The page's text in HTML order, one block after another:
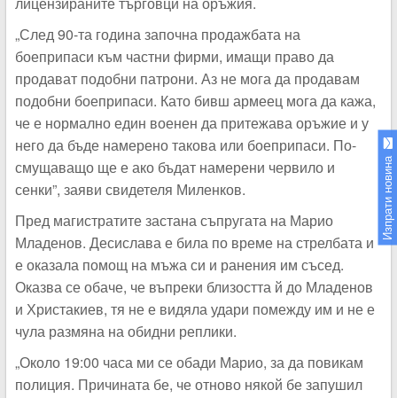
„След 90-та година започна продажбата на
боеприпаси към частни фирми, имащи право да
продават подобни патрони. Аз не мога да продавам
подобни боеприпаси. Като бивш армеец мога да кажа,
че е нормално един военен да притежава оръжие и у
него да бъде намерено такова или боеприпаси. По-
смущаващо ще е ако бъдат намерени червило и
сенки”, заяви свидетеля Миленков.
Пред магистратите застана съпругата на Марио
Младенов. Десислава е била по време на стрелбата и
е оказала помощ на мъжа си и ранения им съсед.
Оказва се обаче, че въпреки близостта й до Младенов
и Христакиев, тя не е видяла удари помежду им и не е
чула размяна на обидни реплики.
„Около 19:00 часа ми се обади Марио, за да повикам
полиция. Причината бе, че отново някой бе запушил
Изпрати новина